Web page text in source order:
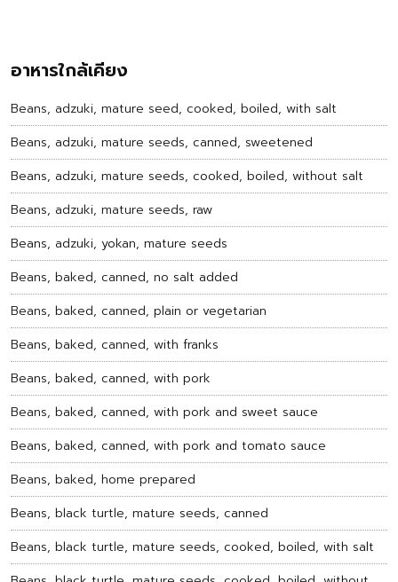
อาหารใกล้เคียง
Beans, adzuki, mature seed, cooked, boiled, with salt
Beans, adzuki, mature seeds, canned, sweetened
Beans, adzuki, mature seeds, cooked, boiled, without salt
Beans, adzuki, mature seeds, raw
Beans, adzuki, yokan, mature seeds
Beans, baked, canned, no salt added
Beans, baked, canned, plain or vegetarian
Beans, baked, canned, with franks
Beans, baked, canned, with pork
Beans, baked, canned, with pork and sweet sauce
Beans, baked, canned, with pork and tomato sauce
Beans, baked, home prepared
Beans, black turtle, mature seeds, canned
Beans, black turtle, mature seeds, cooked, boiled, with salt